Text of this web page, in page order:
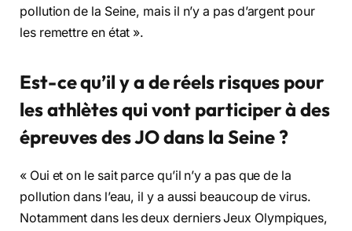
pollution de la Seine, mais il n’y a pas d’argent pour
les remettre en état ».
Est-ce qu’il y a de réels risques pour
les athlètes qui vont participer à des
épreuves des JO dans la Seine ?
« Oui et on le sait parce qu’il n’y a pas que de la
pollution dans l’eau, il y a aussi beaucoup de virus.
Notamment dans les deux derniers Jeux Olympiques,